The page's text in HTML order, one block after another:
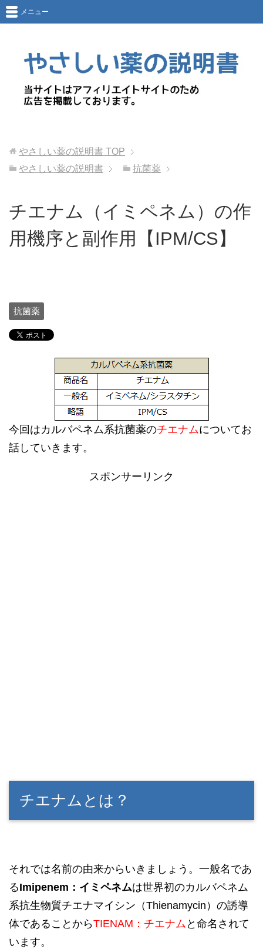
メニュー
やさしい薬の説明書 TOP
やさしい薬の説明書
抗菌薬
チエナム（イミペネム）の作
用機序と副作用【IPM/CS】
抗菌薬
今回はカルバペネム系抗菌薬のチエナムについてお
話していきます。
スポンサーリンク
チエナムとは？
それでは名前の由来からいきましょう。一般名であ
るImipenem：イミペネムは世界初のカルバペネム
系抗生物質チエナマイシン（Thienamycin）の誘導
体であることからTIENAM：チエナム と命名されて
います。